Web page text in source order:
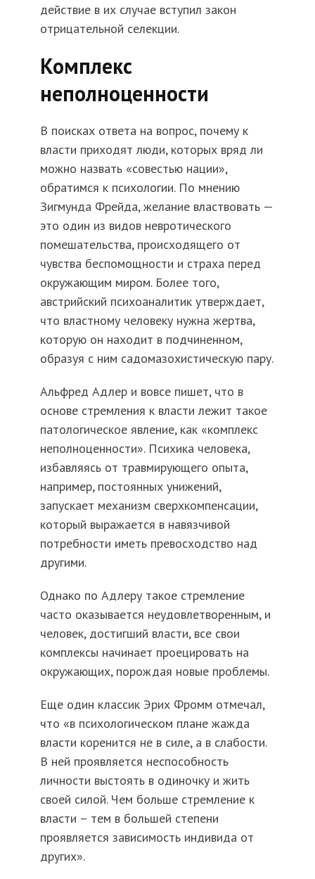
действие в их случае вступил закон
отрицательной селекции.
Комплекс
неполноценности
В поисках ответа на вопрос, почему к
власти приходят люди, которых вряд ли
можно назвать «совестью нации»,
обратимся к психологии. По мнению
Зигмунда Фрейда, желание властвовать —
это один из видов невротического
помешательства, происходящего от
чувства беспомощности и страха перед
окружающим миром. Более того,
австрийский психоаналитик утверждает,
что властному человеку нужна жертва,
которую он находит в подчиненном,
образуя с ним садомазохистическую пару.
Альфред Адлер и вовсе пишет, что в
основе стремления к власти лежит такое
патологическое явление, как «комплекс
неполноценности». Психика человека,
избавляясь от травмирующего опыта,
например, постоянных унижений,
запускает механизм сверхкомпенсации,
который выражается в навязчивой
потребности иметь превосходство над
другими.
Однако по Адлеру такое стремление
часто оказывается неудовлетворенным, и
человек, достигший власти, все свои
комплексы начинает проецировать на
окружающих, порождая новые проблемы.
Еще один классик Эрих Фромм отмечал,
что «в психологическом плане жажда
власти коренится не в силе, а в слабости.
В ней проявляется неспособность
личности выстоять в одиночку и жить
своей силой. Чем больше стремление к
власти – тем в большей степени
проявляется зависимость индивида от
других».